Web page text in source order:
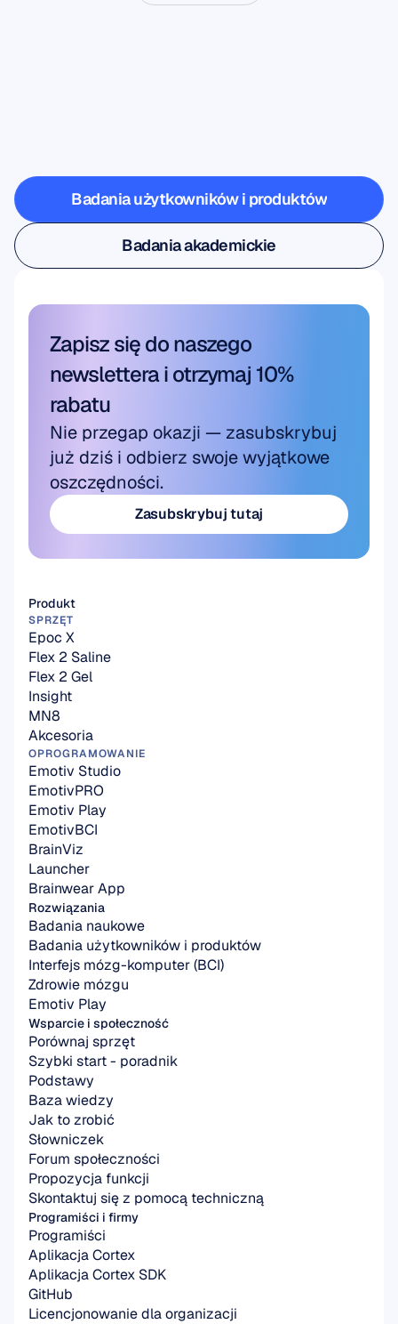
laboratorium
Badania użytkowników i produktów
Badania użytkowników i produktów
Badania akademickie
Badania akademickie
Zapisz się do naszego
newslettera i otrzymaj 10%
rabatu
Nie przegap okazji — zasubskrybuj
już dziś i odbierz swoje wyjątkowe
oszczędności.
Zasubskrybuj tutaj
Rozwiązania
Badania naukowe
Badania użytkowników i produktów
Interfejs mózg-komputer (BCI)
Zdrowie mózgu
Emotiv Play
Produkt
SPRZĘT
Epoc X
Flex 2 Saline
Flex 2 Gel
Insight
MN8
Akcesoria
OPROGRAMOWANIE
Emotiv Studio
EmotivPRO
Emotiv Play
EmotivBCI
BrainViz
Launcher
Brainwear App
Wsparcie i społeczność
Porównaj sprzęt
Szybki start - poradnik
Podstawy
Baza wiedzy
Jak to zrobić
Słowniczek
Forum społeczności
Propozycja funkcji
Skontaktuj się z pomocą techniczną
Programiści i firmy
Programiści
Aplikacja Cortex
Aplikacja Cortex SDK
GitHub
Licencjonowanie dla organizacji